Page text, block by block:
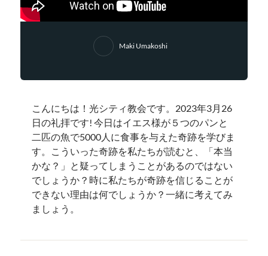
Maki Umakoshi
こんにちは！光シティ教会です。2023年3月26
日の礼拝です! 今日はイエス様が５つのパンと
二匹の魚で5000人に食事を与えた奇跡を学びま
す。こういった奇跡を私たちが読むと、「本当
かな？」と疑ってしまうことがあるのではない
でしょうか？時に私たちが奇跡を信じることが
できない理由は何でしょうか？一緒に考えてみ
ましょう。